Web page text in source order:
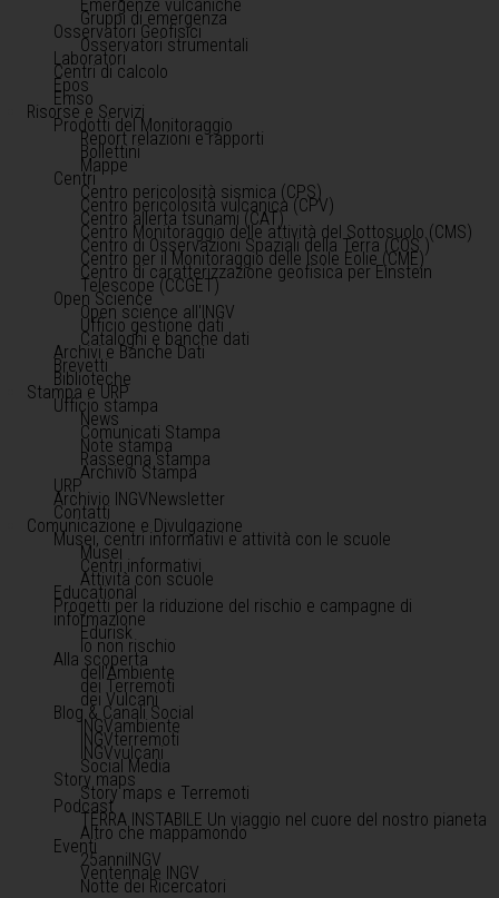
Emergenze vulcaniche
Gruppi di emergenza
Osservatori Geofisici
Osservatori strumentali
Laboratori
Centri di calcolo
Epos
Emso
Risorse e Servizi
Prodotti del Monitoraggio
Report relazioni e rapporti
Bollettini
Mappe
Centri
Centro pericolosità sismica (CPS)
Centro pericolosità vulcanica (CPV)
Centro allerta tsunami (CAT)
Centro Monitoraggio delle attività del Sottosuolo (CMS)
Centro di Osservazioni Spaziali della Terra (COS )
Centro per il Monitoraggio delle Isole Eolie (CME)
Centro di caratterizzazione geofisica per Einstein
Telescope (CCGET)
Open Science
Open science all'INGV
Ufficio gestione dati
Cataloghi e banche dati
Archivi e Banche Dati
Brevetti
Biblioteche
Stampa e URP
Ufficio stampa
News
Comunicati Stampa
Note stampa
Rassegna stampa
Archivio Stampa
URP
Archivio INGVNewsletter
Contatti
Comunicazione e Divulgazione
Musei, centri informativi e attività con le scuole
Musei
Centri informativi
Attività con scuole
Educational
Progetti per la riduzione del rischio e campagne di
informazione
Edurisk
Io non rischio
Alla scoperta
dell'Ambiente
dei Terremoti
dei Vulcani
Blog & Canali Social
INGVambiente
INGVterremoti
INGVvulcani
Social Media
Story maps
Story maps e Terremoti
Podcast
TERRA INSTABILE Un viaggio nel cuore del nostro pianeta
Altro che mappamondo
Eventi
25anniINGV
Ventennale INGV
Notte dei Ricercatori